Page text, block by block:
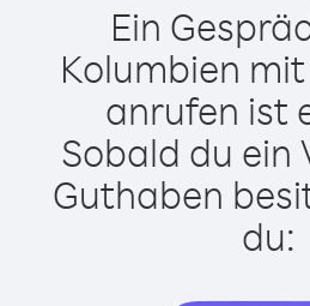
Ein
Kolumbien
anrufen ist
Sobald du ein
Guthaben
du: